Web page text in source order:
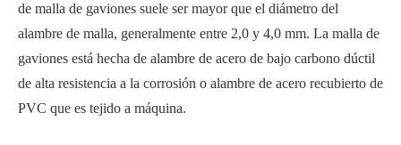
de malla de gaviones suele ser mayor que el diámetro del
alambre de malla, generalmente entre 2,0 y 4,0 mm. La malla de
gaviones está hecha de alambre de acero de bajo carbono dúctil
de alta resistencia a la corrosión o alambre de acero recubierto de
PVC que es tejido a máquina.